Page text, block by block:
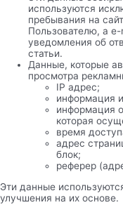
используются
пребывания на
Пользователю, а
уведомления об
статьи.
Данные, которые
просмотра
IP адрес;
информация
информация
которая
время
адрес
блок;
реферер
Эти данные
улучшения на их основе.